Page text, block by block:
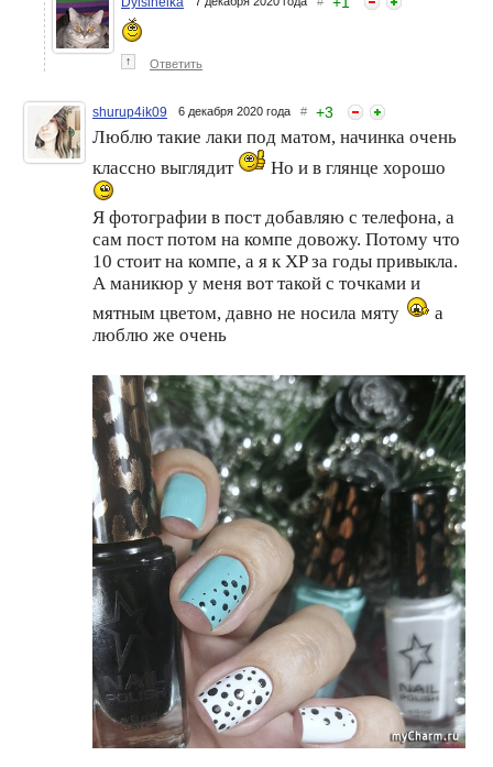
↑ Ответить
shurup4ik09 6 декабря 2020 года # +3
Люблю такие лаки под матом, начинка очень
классно выглядит
Но и в глянце хорошо
Я фотографии в пост добавляю с телефона, а
сам пост потом на компе довожу. Потому что
10 стоит на компе, а я к XP за годы привыкла.
А маникюр у меня вот такой с точками и
мятным цветом, давно не носила мяту
а
люблю же очень